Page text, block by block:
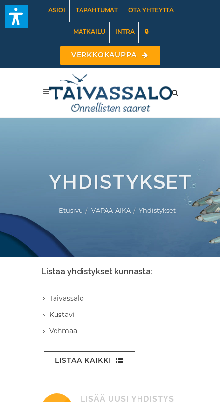
ASIOI TAPAHTUMAT OTA YHTEYTTÄ
MATKAILU INTRA 🔒
VERKKOKAUPPA
YHDISTYKSET
Etusivu VAPAA-AIKA Yhdistykset
Listaa yhdistykset kunnasta:
Taivassalo
Kustavi
Vehmaa
LISTAA KAIKKI
LISÄÄ UUSI YHDISTYS